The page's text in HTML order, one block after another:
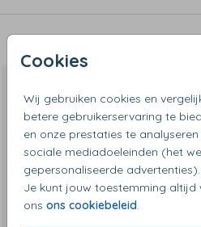
Cookies
Wij gebruiken cookies en
betere gebruikerservaring te
en onze prestaties te
sociale mediadoeleinden (het
gepersonaliseerde advertenties).
Je kunt jouw toestemming altijd
ons ons cookiebeleid